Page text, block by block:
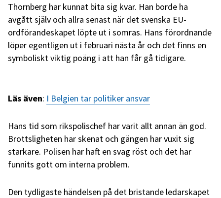
Thornberg har kunnat bita sig kvar. Han borde ha
avgått själv och allra senast när det svenska EU-
ordförandeskapet löpte ut i somras. Hans förordnande
löper egentligen ut i februari nästa år och det finns en
symboliskt viktig poäng i att han får gå tidigare.
Läs även: I Belgien tar politiker ansvar
Hans tid som rikspolischef har varit allt annan än god.
Brottsligheten har skenat och gängen har vuxit sig
starkare. Polisen har haft en svag röst och det har
funnits gott om interna problem.
Den tydligaste händelsen på det bristande ledarskapet